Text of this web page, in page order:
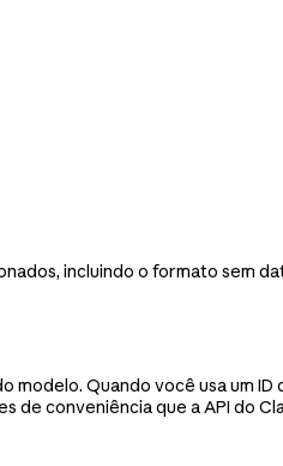
incluindo o formato sem
modelo. Quando você usa um
de conveniência que a API do